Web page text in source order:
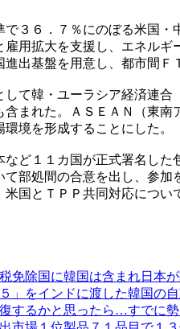
で３６．７％にのぼる米国
雇用拡大を支援し、エネル
進出基盤を用意し、都市間Ｆ
して韓・ユーラシア経済連
含まれた。ＡＳＥＡＮ（東
境を形成することにした。
など１１カ国が正式署名し
て部処間の合意を出し、参
米国とＴＰＰ共同対応につ
免除国に韓国は含まれ日本
」をインドに渡した韓国の
するかと思ったら…すでに